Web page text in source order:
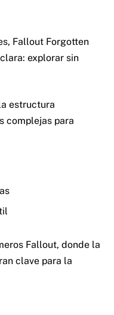
Fallout Forgotten
explorar sin
estructura
complejas para
Fallout, donde la
clave para la